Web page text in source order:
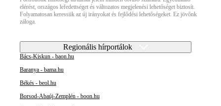
elérést, országos lefedettséget és változatos megjelenési lehetőséget biztosít.
Folyamatosan keressük az új irányokat és fejlődési lehetőségeket. Ez jövőnk
záloga.
Regionális hírportálok
Bács-Kiskun - baon.hu
Baranya - bama.hu
Békés - beol.hu
Borsod-Abaúj-Zemplén - boon.hu